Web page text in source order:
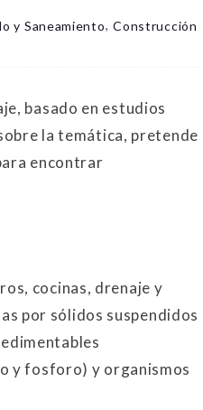
y Saneamiento, Construcción
basado en estudios
la temática, pretende
encontrar
cocinas, drenaje y
por sólidos suspendidos
y fosforo) y organismos